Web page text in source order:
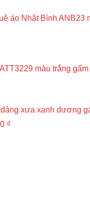
áo Nhật Bình ANB23
màu trắng gấm
xưa xanh dương
₫